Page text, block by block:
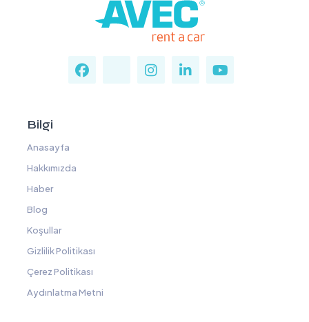
Bilgi
Anasayfa
Hakkımızda
Haber
Blog
Koşullar
Gizlilik Politikası
Çerez Politikası
Aydınlatma Metni